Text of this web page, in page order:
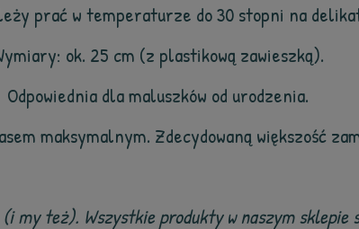
prać w temperaturze do 30 stopni na
ok. 25 cm (z plastikową zawieszką).
Odpowiednia dla maluszków od urodzenia.
maksymalnym. Zdecydowaną większość
my też). Wszystkie produkty w naszym sklepie